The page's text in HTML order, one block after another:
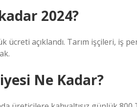
2024?
ücreti açıklandı. Tarım işçileri, iş
Ne Kadar?